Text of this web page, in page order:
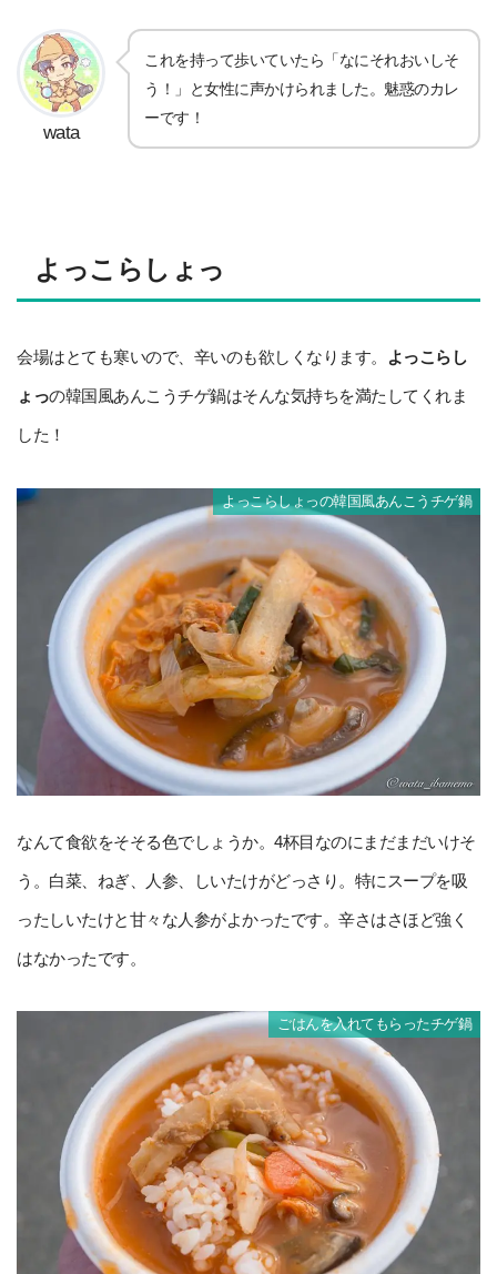
wata
これを持って歩いていたら「なにそれおいしそ
う！」と女性に声かけられました。魅惑のカレ
ーです！
よっこらしょっ
会場はとても寒いので、辛いのも欲しくなります。 よっこらし
ょっの韓国風あんこうチゲ鍋はそんな気持ちを満たしてくれま
した！
よっこらしょっの韓国風あんこうチゲ鍋
なんて食欲をそそる色でしょうか。4杯目なのにまだまだいけそ
う。白菜、ねぎ、人参、しいたけがどっさり。特にスープを吸
ったしいたけと甘々な人参がよかったです。辛さはさほど強く
はなかったです。
ごはんを入れてもらったチゲ鍋